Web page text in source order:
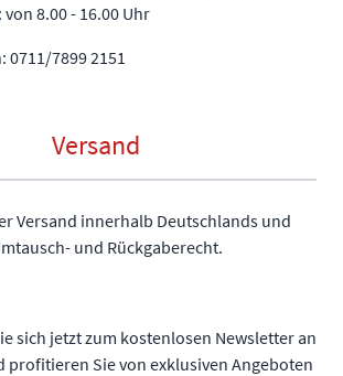
von 8.00 - 16.00 Uhr
0711/7899 2151
Versand
Versand innerhalb Deutschlands und
und Rückgaberecht.
sich jetzt zum kostenlosen Newsletter an
profitieren Sie von exklusiven Angeboten